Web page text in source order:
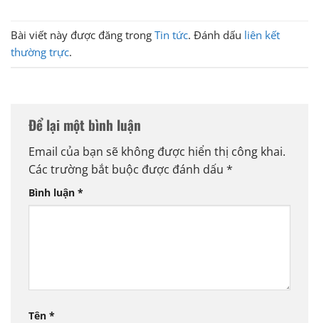
Bài viết này được đăng trong Tin tức. Đánh dấu liên kết
thường trực.
Để lại một bình luận
Email của bạn sẽ không được hiển thị công khai.
Các trường bắt buộc được đánh dấu *
Bình luận *
Tên *